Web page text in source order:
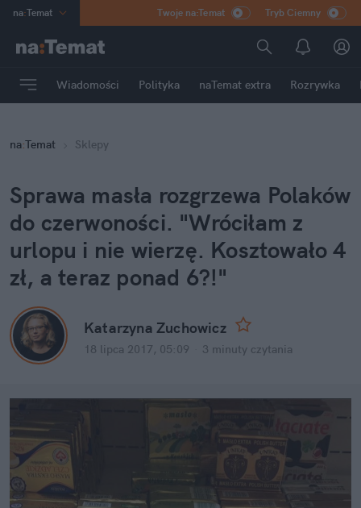
na:Temat
Poland
mama
Rozrywka
Twoje na:Temat Tryb Ciemny
Wiadomości Polityka naTemat extra Rozrywka
na:Temat Sklepy
Sprawa masła rozgrzewa Polaków
do czerwoności. "Wróciłam z
urlopu i nie wierzę. Kosztowało 4
zł, a teraz ponad 6?!"
Katarzyna Zuchowicz
18 lipca 2017, 05:09 3 minuty czytania